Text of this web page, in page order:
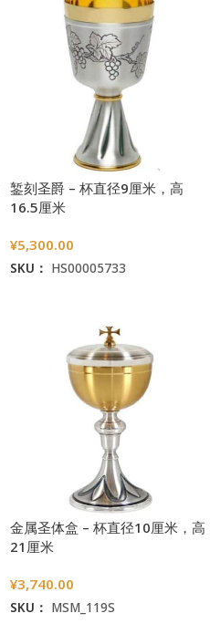
錾刻圣爵 – 杯直径9厘米，高
16.5厘米
¥5,300.00
SKU： HS00005733
金属圣体盒 – 杯直径10厘米，高
21厘米
¥3,740.00
SKU： MSM_119S